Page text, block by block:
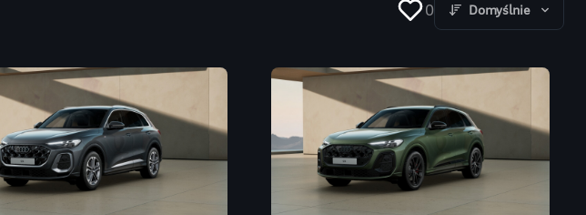
0 Domyślnie